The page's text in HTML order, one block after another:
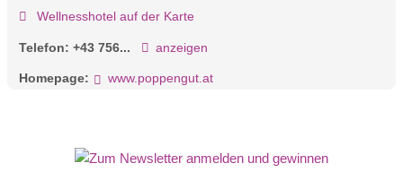
Wellnesshotel auf der Karte
Telefon: +43 756... anzeigen
Homepage: www.poppengut.at